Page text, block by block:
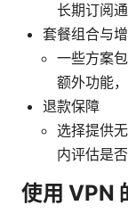
长期订阅
套餐组合与
一些方案
额外功能
退款保障
选择提供
内评估是
使用 VPN